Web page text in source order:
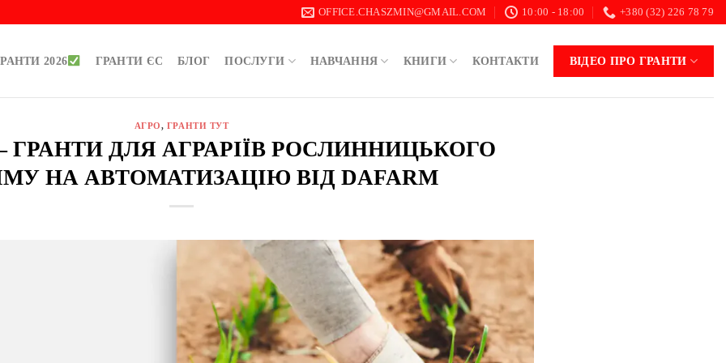
OFFICE.CHASZMIN@GMAIL.COM 10:00 - 18:00 +380 (32) 226 78 79
2026 ГРАНТИ ЄС БЛОГ ПОСЛУГИ НАВЧАННЯ КНИГИ КОНТАКТИ ВІДЕО ПРО ГРАНТИ
АГРО, ГРАНТИ ТУТ
ГРАНТИ ДЛЯ АГРАРІЇВ РОСЛИННИЦЬКОГО
НА АВТОМАТИЗАЦІЮ ВІД DAFARM